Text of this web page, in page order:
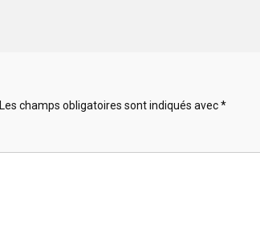
Les champs obligatoires sont indiqués avec*